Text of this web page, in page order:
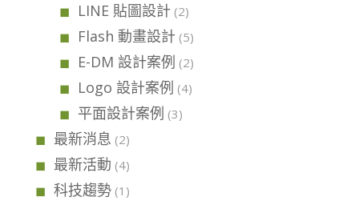
LINE 貼圖設計(2)
Flash 動畫設計(5)
E-DM 設計案例 (2)
Logo 設計案例 (4)
平面設計案例 (3)
最新消息 (2)
最新活動 (4)
科技趨勢(1)